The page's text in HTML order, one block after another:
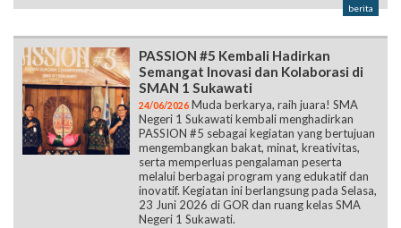
berita
PASSION #5 Kembali Hadirkan
Semangat Inovasi dan Kolaborasi di
SMAN 1 Sukawati
24/06/2026 Muda berkarya, raih juara! SMA
Negeri 1 Sukawati kembali menghadirkan
PASSION #5 sebagai kegiatan yang bertujuan
mengembangkan bakat, minat, kreativitas,
serta memperluas pengalaman peserta
melalui berbagai program yang edukatif dan
inovatif. Kegiatan ini berlangsung pada Selasa,
23 Juni 2026 di GOR dan ruang kelas SMA
Negeri 1 Sukawati.